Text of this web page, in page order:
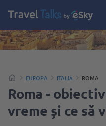
EUROPA ITALIA ROMA
Roma -
vreme și ce să